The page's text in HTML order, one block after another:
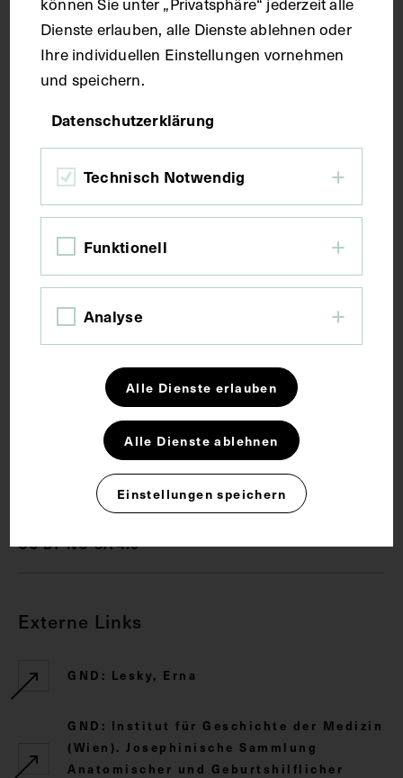
Fotografie
Maße
Bildmaß 13,7 x 8,9 cm
Kurzbeschreibung
Neg. III 6/3
Schlagwörter
Medizingeschichte
CC BY-NC-SA 4.0
Externe Links
GND: Lesky, Erna
GND: Institut für Geschichte der Medizin
(Wien). Josephinische Sammlung
Anatomischer und Geburtshilflicher
Dienste erlauben, alle Dienste ablehnen oder
Ihre individuellen Einstellungen vornehmen
und speichern.
Datenschutzerklärung
Technisch Notwendig
Funktionell
Analyse
Alle Dienste erlauben
Alle Dienste ablehnen
Einstellungen speichern